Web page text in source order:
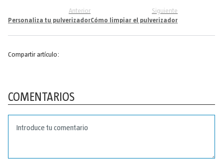
Anterior
Personaliza tu pulverizador
Siguiente
Cómo limpiar el pulverizador
Compartir artículo:
COMENTARIOS